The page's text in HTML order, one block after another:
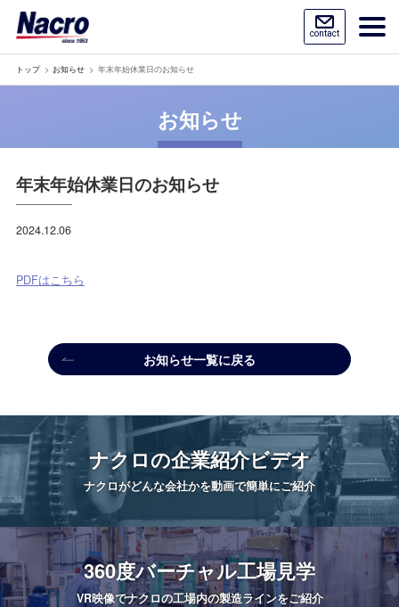
contact
トップ お知らせ 年末年始休業日のお知らせ
お知らせ
年末年始休業日のお知らせ
2024.12.06
PDFはこちら
お知らせ一覧に戻る
ナクロの企業紹介ビデオ
ナクロがどんな会社かを動画で簡単にご紹介
360度バーチャル工場見学
VR映像でナクロの工場内の製造ラインをご紹介